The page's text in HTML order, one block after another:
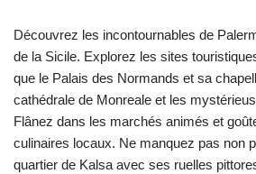
Découvrez les incontournables de
de la Sicile. Explorez les sites
que le Palais des Normands et sa
cathédrale de Monreale et les
Flânez dans les marchés animés et
culinaires locaux. Ne manquez pas non
quartier de Kalsa avec ses ruelles